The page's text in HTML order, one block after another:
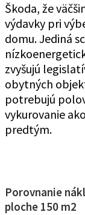
Škoda, že
výdavky pri
domu. Jediná
zvyšujú
obytných
potrebujú
vykurovanie
predtým.
Porovnanie
ploche 150 m2